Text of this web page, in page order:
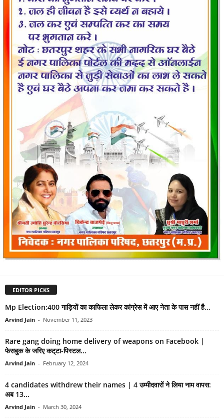
EDITOR PICKS
Mp Election:400 गाड़ियों का काफिला लेकर कांग्रेस में आए नेता के पास नहीं है...
Arvind Jain - November 11, 2023
Rare gang doing home delivery of weapons on Facebook |
फेसबुक के जरिए कट्‌टा-पिस्टल...
Arvind Jain - February 12, 2024
4 candidates withdrew their names | 4 उम्मीदवारों ने लिया नाम वापस:
अब 13...
Arvind Jain - March 30, 2024